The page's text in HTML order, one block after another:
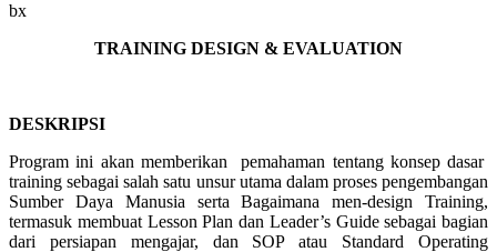
bx
TRAINING DESIGN & EVALUATION
DESKRIPSI
Program ini akan memberikan pemahaman tentang konsep dasar
training sebagai salah satu unsur utama dalam proses pengembangan
Sumber Daya Manusia serta Bagaimana men-design Training,
termasuk membuat Lesson Plan dan Leader’s Guide sebagai bagian
dari persiapan mengajar, dan SOP atau Standard Operating